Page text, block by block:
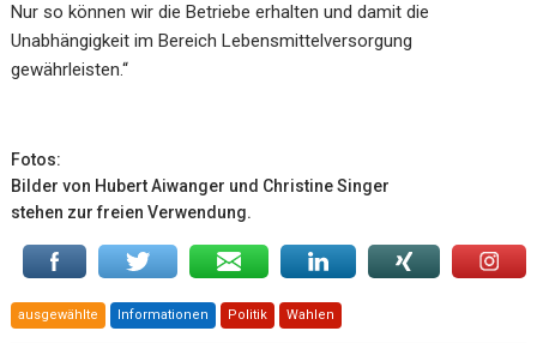
Nur so können wir die Betriebe erhalten und damit die
Unabhängigkeit im Bereich Lebensmittelversorgung
gewährleisten.“
Fotos:
Bilder von Hubert Aiwanger und Christine Singer
stehen zur freien Verwendung.
ausgewählte Informationen Politik Wahlen